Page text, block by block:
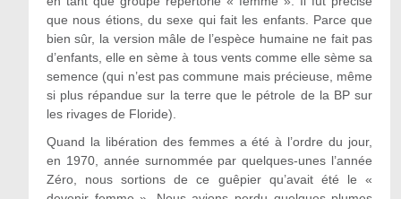
que nous étions, du sexe qui fait les enfants. Parce que
bien sûr, la version mâle de l’espèce humaine ne fait pas
d’enfants, elle en sème à tous vents comme elle sème sa
semence (qui n’est pas commune mais précieuse, même
si plus répandue sur la terre que le pétrole de la BP sur
les rivages de Floride).
Quand la libération des femmes a été à l’ordre du jour,
en 1970, année surnommée par quelques-unes l’année
Zéro, nous sortions de ce guêpier qu’avait été le «